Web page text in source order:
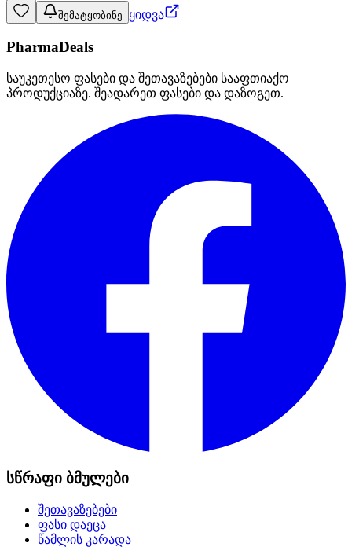
შემატყობინე ყიდვა
PharmaDeals
საუკეთესო ფასები და შეთავაზებები სააფთიაქო
პროდუქციაზე. შეადარეთ ფასები და დაზოგეთ.
სწრაფი ბმულები
შეთავაზებები
ფასი დაეცა
წამლის კარადა